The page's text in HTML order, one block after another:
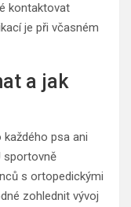
kontaktovat
je při včasném
a jak
psa ani
sportovně
s ortopedickými
zohlednit vývoj